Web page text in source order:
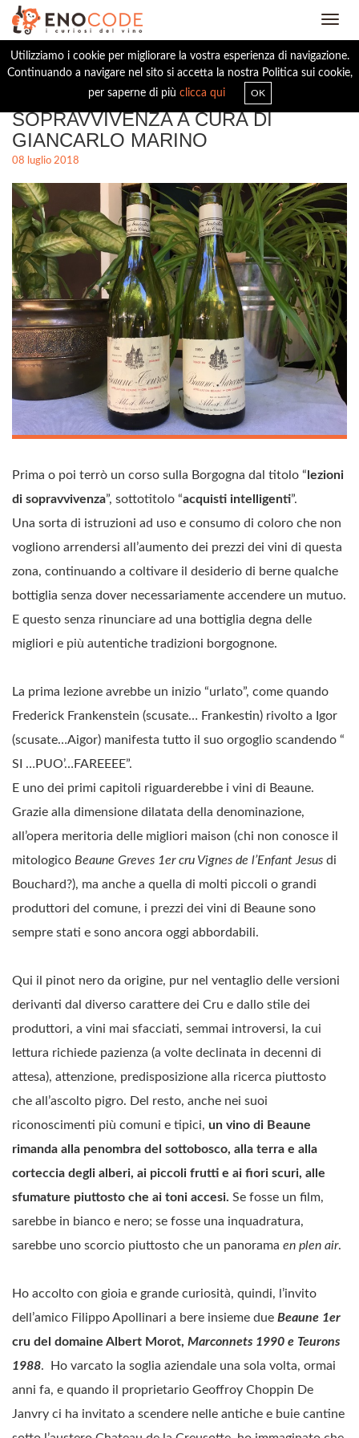
Utilizziamo i cookie per migliorare la vostra esperienza di navigazione.
Continuando a navigare nel sito si accetta la nostra Politica sui cookie,
per saperne di più clicca qui OK
BORGOGNA, LEZIONI DI
SOPRAVVIVENZA A CURA DI
GIANCARLO MARINO
08 luglio 2018
Prima o poi terrò un corso sulla Borgogna dal titolo “lezioni
di sopravvivenza”, sottotitolo “acquisti intelligenti”.
Una sorta di istruzioni ad uso e consumo di coloro che non
vogliono arrendersi all’aumento dei prezzi dei vini di questa
zona, continuando a coltivare il desiderio di berne qualche
bottiglia senza dover necessariamente accendere un mutuo.
E questo senza rinunciare ad una bottiglia degna delle
migliori e più autentiche tradizioni borgognone.
La prima lezione avrebbe un inizio “urlato”, come quando
Frederick Frankenstein (scusate… Frankestin) rivolto a Igor
(scusate…Aigor) manifesta tutto il suo orgoglio scandendo “
SI …PUO’…FAREEEE”.
E uno dei primi capitoli riguarderebbe i vini di Beaune.
Grazie alla dimensione dilatata della denominazione,
all’opera meritoria delle migliori maison (chi non conosce il
mitologico Beaune Greves 1er cru Vignes de l’Enfant Jesus di
Bouchard?), ma anche a quella di molti piccoli o grandi
produttori del comune, i prezzi dei vini di Beaune sono
sempre stati e sono ancora oggi abbordabili.
Qui il pinot nero da origine, pur nel ventaglio delle versioni
derivanti dal diverso carattere dei Cru e dallo stile dei
produttori, a vini mai sfacciati, semmai introversi, la cui
lettura richiede pazienza (a volte declinata in decenni di
attesa), attenzione, predisposizione alla ricerca piuttosto
che all’ascolto pigro. Del resto, anche nei suoi
riconoscimenti più comuni e tipici, un vino di Beaune
rimanda alla penombra del sottobosco, alla terra e alla
corteccia degli alberi, ai piccoli frutti e ai fiori scuri, alle
sfumature piuttosto che ai toni accesi. Se fosse un film,
sarebbe in bianco e nero; se fosse una inquadratura,
sarebbe uno scorcio piuttosto che un panorama en plen air.
Ho accolto con gioia e grande curiosità, quindi, l’invito
dell’amico Filippo Apollinari a bere insieme due Beaune 1er
cru del domaine Albert Morot, Marconnets 1990 e Teurons
1988. Ho varcato la soglia aziendale una sola volta, ormai
anni fa, e quando il proprietario Geoffroy Choppin De
Janvry ci ha invitato a scendere nelle antiche e buie cantine